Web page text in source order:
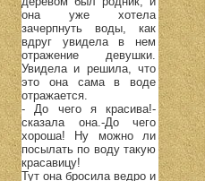
она уже хотела
зачерпнуть воды, как
вдруг увидела в нем
отражение девушки.
Увидела и решила, что
это она сама в воде
отражается.
- До чего я красива!-
сказала она.-До чего
хороша! Ну можно ли
посылать по воду такую
красавицу!
Тут она бросила ведро и